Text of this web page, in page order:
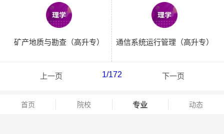
矿产地质与勘查（高升专） 通信系统运行管理（高升专）
上一页 1/172 下一页
首页 院校 专业 动态